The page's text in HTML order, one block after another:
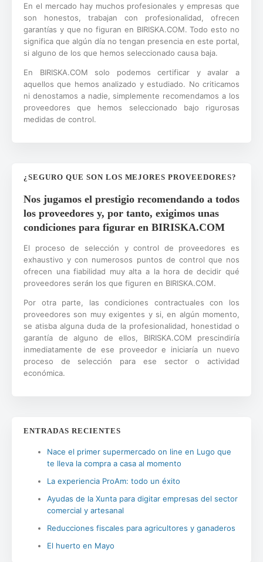
En el mercado hay muchos profesionales y empresas que
son honestos, trabajan con profesionalidad, ofrecen
garantías y que no figuran en BIRISKA.COM. Todo esto no
significa que algún día no tengan presencia en este portal,
si alguno de los que hemos seleccionado causa baja.
En BIRISKA.COM solo podemos certificar y avalar a
aquellos que hemos analizado y estudiado. No criticamos
ni denostamos a nadie, simplemente recomendamos a los
proveedores que hemos seleccionado bajo rigurosas
medidas de control.
¿SEGURO QUE SON LOS MEJORES PROVEEDORES?
Nos jugamos el prestigio recomendando a todos
los proveedores y, por tanto, exigimos unas
condiciones para figurar en BIRISKA.COM
El proceso de selección y control de proveedores es
exhaustivo y con numerosos puntos de control que nos
ofrecen una fiabilidad muy alta a la hora de decidir qué
proveedores serán los que figuren en BIRISKA.COM.
Por otra parte, las condiciones contractuales con los
proveedores son muy exigentes y si, en algún momento,
se atisba alguna duda de la profesionalidad, honestidad o
garantía de alguno de ellos, BIRISKA.COM prescindiría
inmediatamente de ese proveedor e iniciaría un nuevo
proceso de selección para ese sector o actividad
económica.
ENTRADAS RECIENTES
Nace el primer supermercado on line en Lugo que
te lleva la compra a casa al momento
La experiencia ProAm: todo un éxito
Ayudas de la Xunta para digitar empresas del sector
comercial y artesanal
Reducciones fiscales para agricultores y ganaderos
El huerto en Mayo